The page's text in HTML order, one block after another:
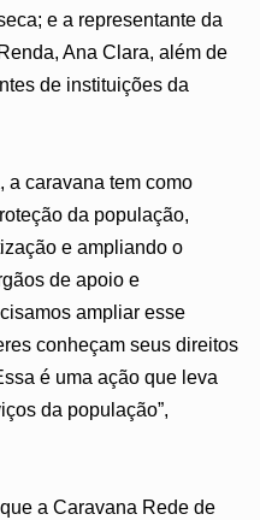
e a representante da
Ana Clara, além de
de instituições da
a caravana tem como
da população,
e ampliando o
de apoio e
ampliar esse
conheçam seus direitos
é uma ação que leva
da população”,
a Caravana Rede de